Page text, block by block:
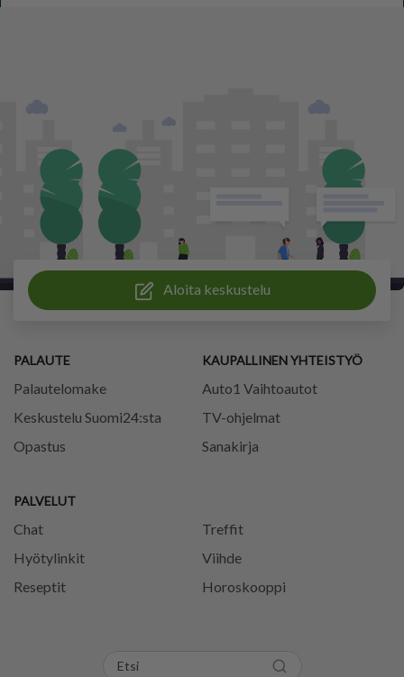
Aloita keskustelu
PALAUTE
Palautelomake
Keskustelu Suomi24:sta
Opastus
PALVELUT
Chat
Treffit
Hyötylinkit
Viihde
Reseptit
Horoskooppi
KAUPALLINEN YHTEISTYÖ
Auto1 Vaihtoautot
TV-ohjelmat
Sanakirja